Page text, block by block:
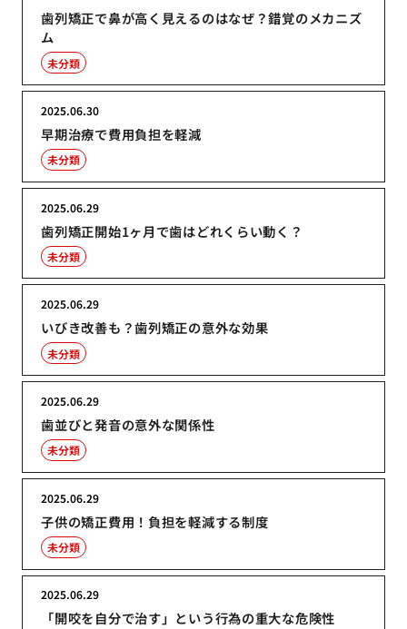
歯列矯正で鼻が高く見えるのはなぜ？錯覚のメカニズ
ム
未分類
早期治療で費用負担を軽減
2025.06.30
未分類
歯列矯正開始1ヶ月で歯はどれくらい動く？
2025.06.29
未分類
いびき改善も？歯列矯正の意外な効果
2025.06.29
未分類
歯並びと発音の意外な関係性
2025.06.29
未分類
子供の矯正費用！負担を軽減する制度
2025.06.29
未分類
「開咬を自分で治す」という行為の重大な危険性
2025.06.29